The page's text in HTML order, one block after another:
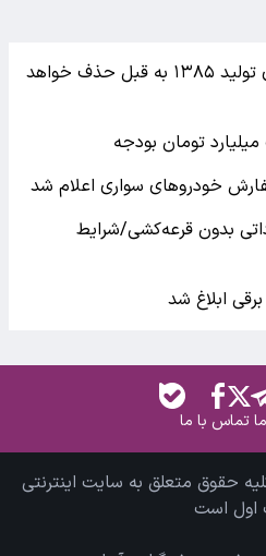
آیا سهمیه بنزین خودروهای تولید ۱۳۸۵ به قبل حذف خواهد
تومان بودجه
خودروهای سواری اعلام شد
بدون قرعه‌کشی/شرایط
ابلاغ شد
تماس با ما
حقوق متعلق به سایت اینترنتی
اول است